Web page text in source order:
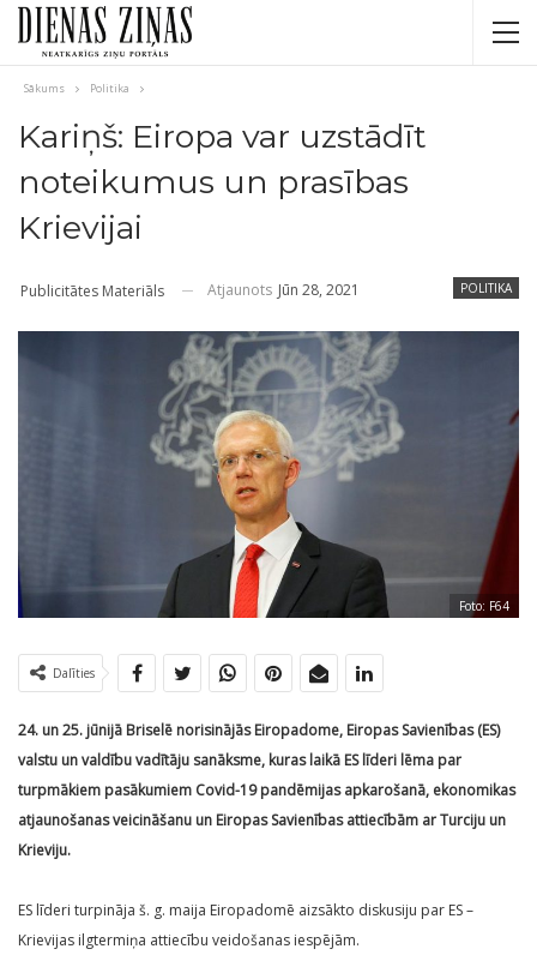
Sākums Politika
Kariņš: Eiropa var uzstādīt
noteikumus un prasības
Krievijai
POLITIKA
Publicitātes Materiāls Atjaunots Jūn 28, 2021
Foto: F64
Dalīties
24. un 25. jūnijā Briselē norisinājās Eiropadome, Eiropas Savienības (ES)
valstu un valdību vadītāju sanāksme, kuras laikā ES līderi lēma par
turpmākiem pasākumiem Covid-19 pandēmijas apkarošanā, ekonomikas
atjaunošanas veicināšanu un Eiropas Savienības attiecībām ar Turciju un
Krieviju.
ES līderi turpināja š. g. maija Eiropadomē aizsākto diskusiju par ES –
Krievijas ilgtermiņa attiecību veidošanas iespējām.